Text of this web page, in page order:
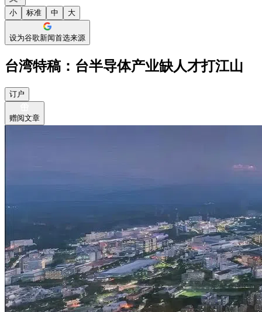
小 标准 中 大
设为谷歌新闻首选来源
台湾特稿：台半导体产业缺人才打江山
订户
赠阅文章